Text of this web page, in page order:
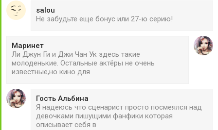
salou
Не забудьте еще бонус или 27-ю серию!
Маринет
Ли Джун Ги и Джи Чан Ук здесь такие
молоденькие. Остальные актёры не очень
известные,но кино для
Гость Альбина
Я надеюсь что сценарист просто посмеялся над
девочками пишущими фанфики которая
описывает себя в